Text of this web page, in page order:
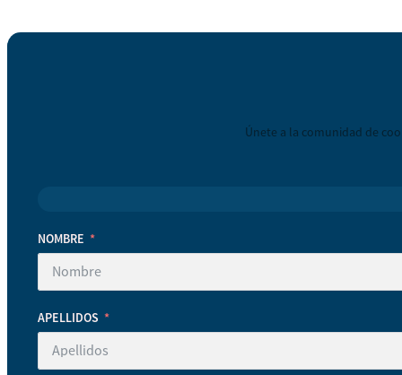
Únete a la comunidad de
NOMBRE
APELLIDOS